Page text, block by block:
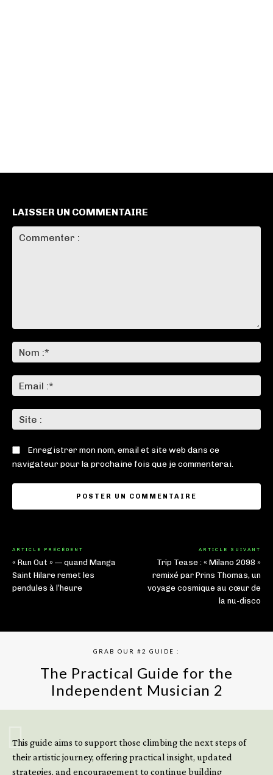
LAISSER UN COMMENTAIRE
:*
:*
:
Enregistrer mon nom, email et site web dans ce
navigateur pour la prochaine fois que je commenterai.
ARTICLE PRÉCÉDENT
« Run Out » — quand Manga
Saint Hilare remet les
pendules à l’heure
ARTICLE SUIVANT
Trip Tease : « Milano 2098 »
remixé par Prins Thomas, un
voyage cosmique au cœur de
la nu-disco
GRAB OUR #2 GUIDE :
The Practical Guide for the
Independent Musician 2
This guide aims to support those climbing the next steps of
their artistic journey, offering practical insight, updated
strategies, and encouragement to continue building